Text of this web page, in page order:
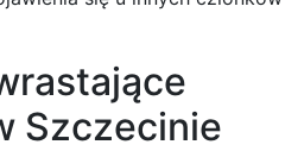
Szczecinie